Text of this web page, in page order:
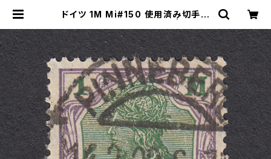
ドイツ 1M Mi#150 使用済み切手｜
スタンプのネットショップ | Young S
tamp